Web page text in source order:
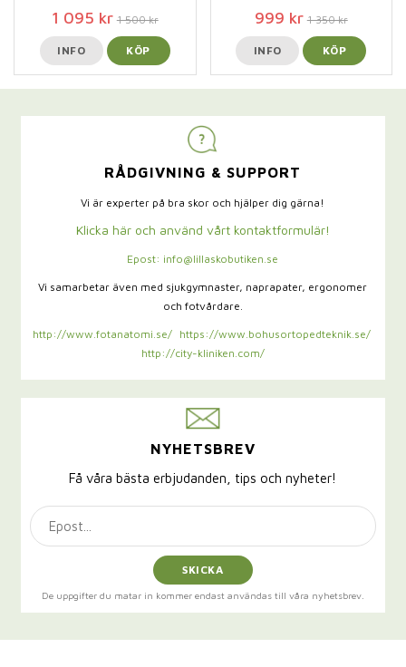
1 095 kr 1 500 kr
INFO KÖP
999 kr 1 350 kr
INFO KÖP
RÅDGIVNING & SUPPORT
Vi är experter på bra skor och hjälper dig gärna!
Klicka här och använd vårt kontaktformulär!
Epost: info@lillaskobutiken.se
Vi samarbetar även med sjukgymnaster, naprapater, ergonomer
och fotvårdare.
http://www.fotanatomi.se/
https://www.bohusortopedteknik.se/
http://city-kliniken.com/
NYHETSBREV
Få våra bästa erbjudanden, tips och nyheter!
SKICKA
De uppgifter du matar in kommer endast användas till våra nyhetsbrev.